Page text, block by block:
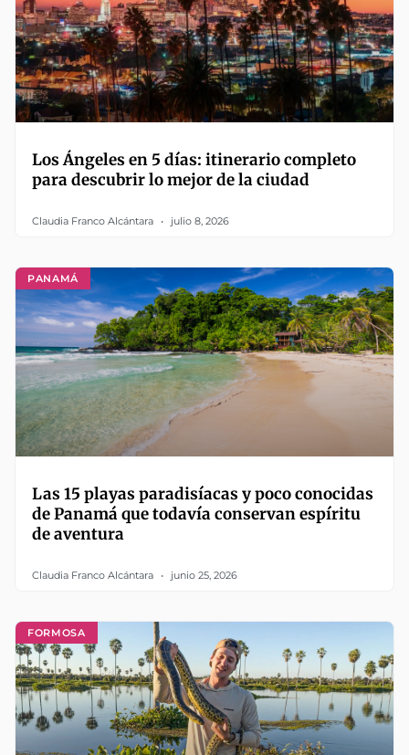
Los Ángeles en 5 días: itinerario completo
para descubrir lo mejor de la ciudad
Claudia Franco Alcántara julio 8, 2026
PANAMÁ
Las 15 playas paradisíacas y poco conocidas
de Panamá que todavía conservan espíritu
de aventura
Claudia Franco Alcántara junio 25, 2026
FORMOSA